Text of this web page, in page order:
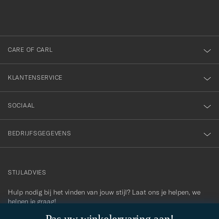
onze
nieuwsbrief!
CARE OF CARL
KLANTENSERVICE
SOCIAAL
BEDRIJFSGEGEVENS
contact@careofcarl.com
STIJLADVIES
Hulp nodig bij het vinden van jouw stijl? Laat ons je helpen, we
helpen je graag!